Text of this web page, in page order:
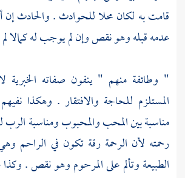
قامت به لكان محلا للحوادث . والحادث
عدمه قبله وهو نقص وإن لم يوجب له كمالا
" وطائفة منهم " ينفون صفاته الخبرية
المستلزم للحاجة والافتقار . وهكذا
مناسبة بين المحب والمحبوب ومناسبة
رحمته لأن الرحمة رقة تكون في
الطبيعة وتألم على المرحوم وهو نقص .